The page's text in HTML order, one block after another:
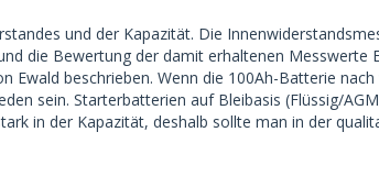
und der Kapazität. Die
die Bewertung der damit erhaltenen Messwerte
beschrieben. Wenn die 100Ah-Batterie
sein. Starterbatterien auf Bleibasis (Flüssig/
in der Kapazität, deshalb sollte man in der